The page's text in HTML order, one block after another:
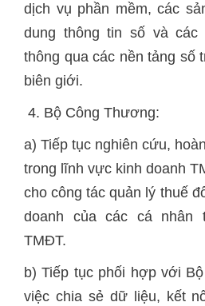
dịch vụ phần mềm, các
dung thông tin số và các
thông qua các nền tảng số
biên giới.
4. Bộ Công Thương:
a) Tiếp tục nghiên cứu,
trong lĩnh vực kinh doanh
cho công tác quản lý thuế
doanh của các cá nhân
TMĐT.
b) Tiếp tục phối hợp với
việc chia sẻ dữ liệu, kết